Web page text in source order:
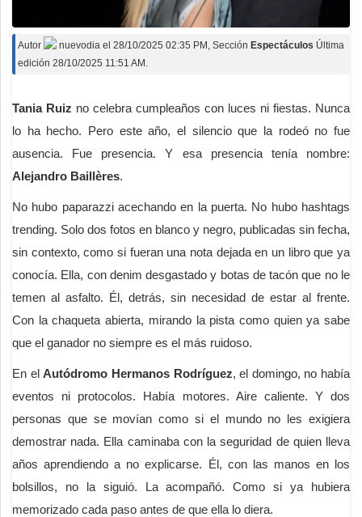
Autor nuevodia el 28/10/2025 02:35 PM , Sección Espectáculos Última
edición 28/10/2025 11:51 AM.
Tania Ruiz no celebra cumpleaños con luces ni fiestas. Nunca
lo ha hecho. Pero este año, el silencio que la rodeó no fue
ausencia. Fue presencia. Y esa presencia tenía nombre:
Alejandro Baillères.
No hubo paparazzi acechando en la puerta. No hubo hashtags
trending. Solo dos fotos en blanco y negro, publicadas sin fecha,
sin contexto, como si fueran una nota dejada en un libro que ya
conocía. Ella, con denim desgastado y botas de tacón que no le
temen al asfalto. Él, detrás, sin necesidad de estar al frente.
Con la chaqueta abierta, mirando la pista como quien ya sabe
que el ganador no siempre es el más ruidoso.
En elAutódromo Hermanos Rodríguez, el domingo, no había
eventos ni protocolos. Había motores. Aire caliente. Y dos
personas que se movían como si el mundo no les exigiera
demostrar nada. Ella caminaba con la seguridad de quien lleva
años aprendiendo a no explicarse. Él, con las manos en los
bolsillos, no la siguió. La acompañó. Como si ya hubiera
memorizado cada paso antes de que ella lo diera.